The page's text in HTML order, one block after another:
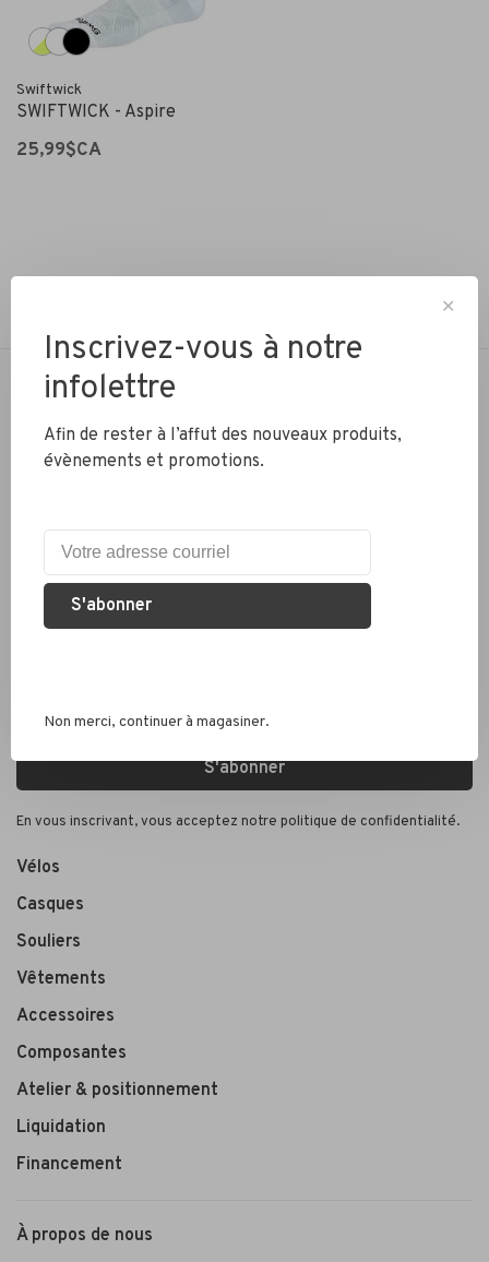
Swiftwick
SWIFTWICK - Aspire
25,99$CA
NOTRE PASSION… ROULER À VÉLO
Téléphone:
(450) 674-8009
cycle@videotron.ca
Inscrivez-vous à notre infolettre et recevez les dernières
S'abonner
En vous inscrivant, vous acceptez notre politique de confidentialité.
Vélos
Casques
Souliers
Vêtements
Accessoires
Composantes
Atelier & positionnement
Liquidation
Financement
À propos de nous
✕
Inscrivez-vous à notre
infolettre
Afin de rester à l’affut des nouveaux produits,
évènements et promotions.
S'abonner
Non merci, continuer à magasiner.